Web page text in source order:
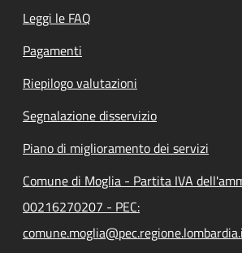
Leggi le FAQ
Pagamenti
Riepilogo valutazioni
Segnalazione disservizio
Piano di miglioramento dei servizi
Comune di Moglia - Partita IVA
00216270207 - PEC: